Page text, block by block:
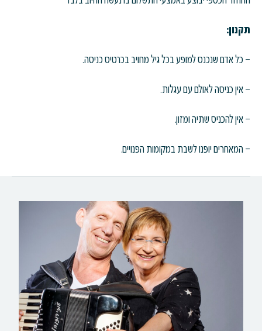
תקנון:
– כל אדם שנכנס למופע בכל גיל מחויב בכרטיס כניסה.
– אין כניסה לאולם עם עגלות.
– אין להכניס שתיה ומזון.
– המאחרים יופנו לשבת במקומות הפנויים.